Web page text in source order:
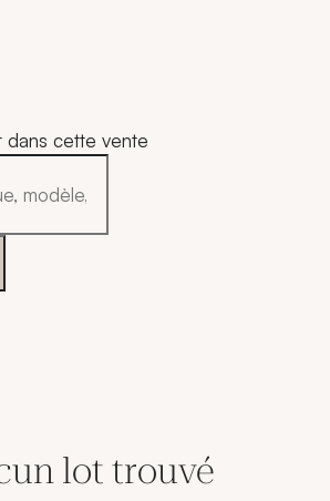
dans cette vente
lot trouvé